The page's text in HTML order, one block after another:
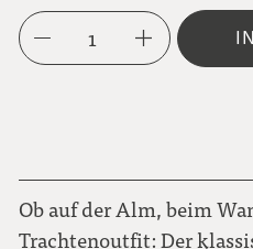
52
56
1
Ob auf der Alm, beim
Trachtenoutfit: Der